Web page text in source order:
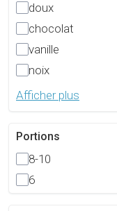
doux
chocolat
vanille
noix
Afficher plus
Portions
8-10
6